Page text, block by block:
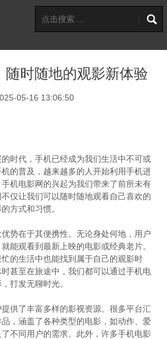
随时随地的观影新体验
05-16 13:06:50
时代，手机已经成为我们生活中不可或
的普及，越来越多的人开始利用手机进
机电影网的兴起为我们带来了前所未有
仅让我们可以随时随地观看自己喜欢的
方式和习惯。
势在于其便携性。无论身处何地，用户
能观看到最新上映的电影或经典老片。
的生活中也能找到属于自己的观影时
甚至在旅途中，我们都可以通过手机电
打发无聊时光。
供了丰富多样的影视资源。很多平台汇
，涵盖了各种类型的电影，如动作、爱
不同用户的需求。此外，许多手机电影